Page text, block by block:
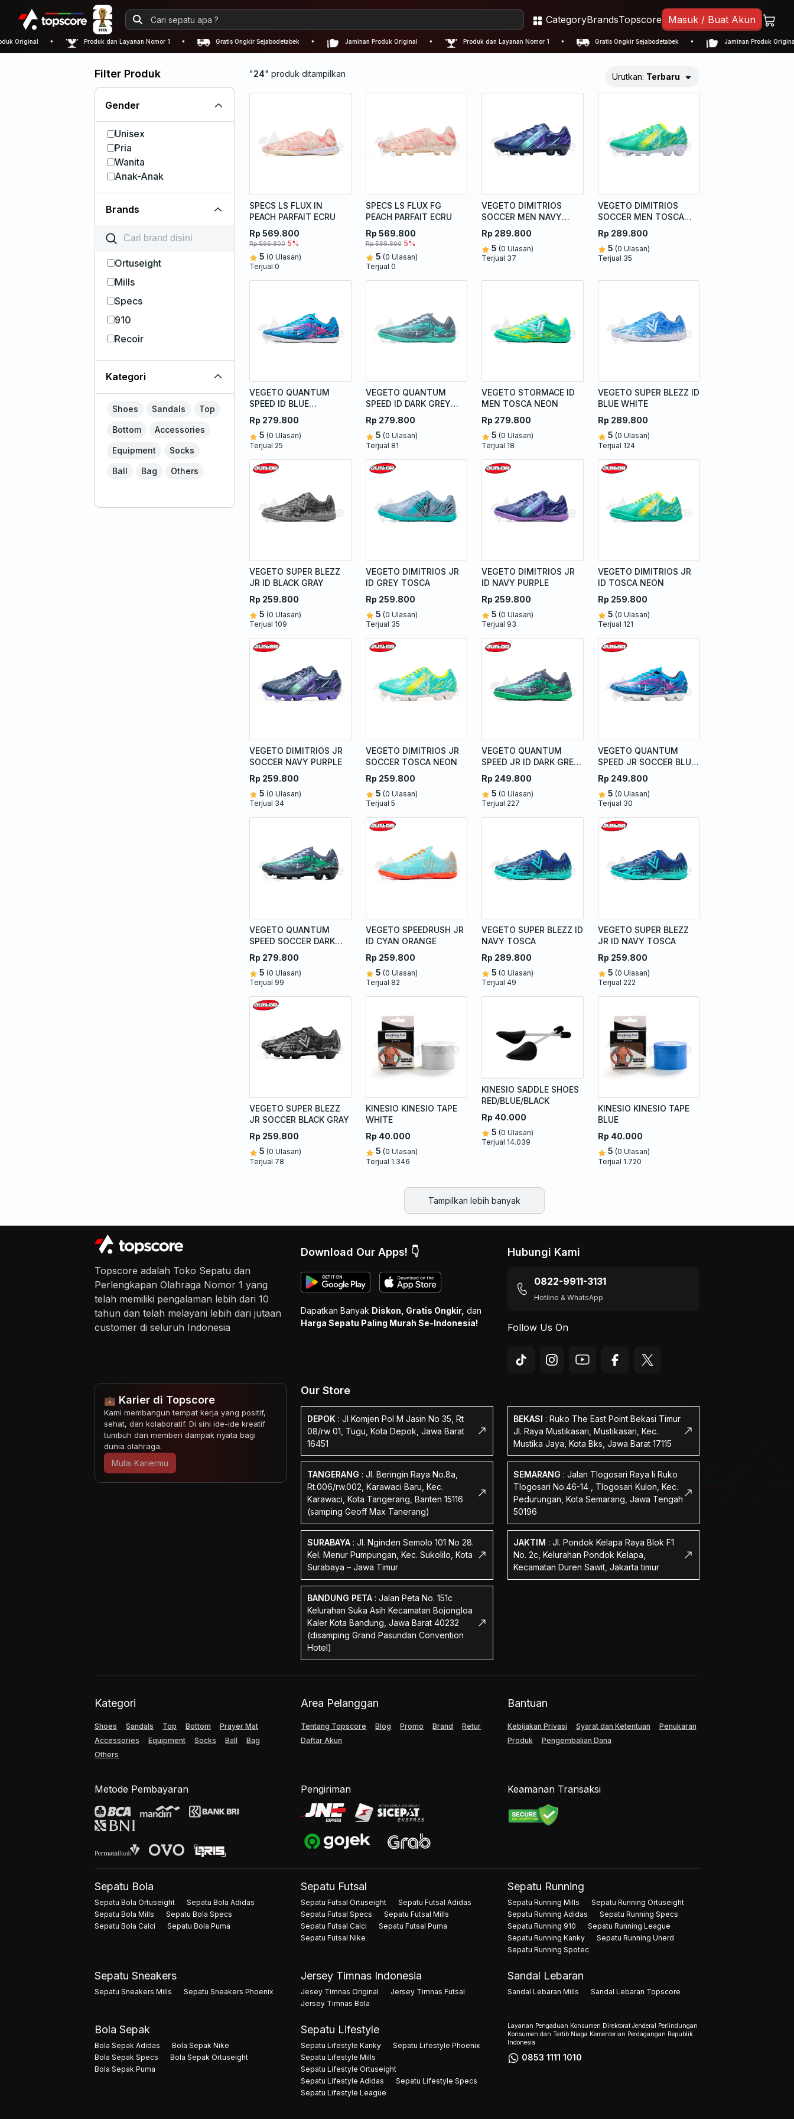
CategoryBrandsTopscore Masuk / Buat Akun
Produk dan Layanan Nomor 1 Gratis Ongkir Sejabodetabek Jaminan Produk Original Produk dan Layanan Nomor 1 Gratis Ongkir Sejabodetabek Jaminan Produk Original
Filter Produk
Gender
Unisex
Pria
Wanita
Anak-Anak
Brands
Ortuseight
Mills
Specs
910
Recoir
Kategori
Shoes Sandals Top
Bottom Accessories
Equipment Socks
Ball Bag Others
"24" produk ditampilkan Urutkan: Terbaru
SPECS LS FLUX IN
PEACH PARFAIT ECRU
Rp 569.800
Rp 599.800 5%
5 (0 Ulasan)
Terjual 0
SPECS LS FLUX FG
PEACH PARFAIT ECRU
Rp 569.800
Rp 599.800 5%
5 (0 Ulasan)
Terjual 0
VEGETO DIMITRIOS
SOCCER MEN NAVY
PURPLE
Rp 289.800
5 (0 Ulasan)
Terjual 37
VEGETO DIMITRIOS
SOCCER MEN TOSCA
NEON
Rp 289.800
5 (0 Ulasan)
Terjual 35
VEGETO QUANTUM
SPEED ID BLUE
MAGENTA
Rp 279.800
5 (0 Ulasan)
Terjual 25
VEGETO QUANTUM
SPEED ID DARK GREY
TOSCA
Rp 279.800
5 (0 Ulasan)
Terjual 81
VEGETO STORMACE ID
MEN TOSCA NEON
Rp 279.800
5 (0 Ulasan)
Terjual 18
VEGETO SUPER BLEZZ ID
BLUE WHITE
Rp 289.800
5 (0 Ulasan)
Terjual 124
VEGETO SUPER BLEZZ
JR ID BLACK GRAY
Rp 259.800
5 (0 Ulasan)
Terjual 109
VEGETO DIMITRIOS JR
ID GREY TOSCA
Rp 259.800
5 (0 Ulasan)
Terjual 35
VEGETO DIMITRIOS JR
ID NAVY PURPLE
Rp 259.800
5 (0 Ulasan)
Terjual 93
VEGETO DIMITRIOS JR
ID TOSCA NEON
Rp 259.800
5 (0 Ulasan)
Terjual 121
VEGETO DIMITRIOS JR
SOCCER NAVY PURPLE
Rp 259.800
5 (0 Ulasan)
Terjual 34
VEGETO DIMITRIOS JR
SOCCER TOSCA NEON
Rp 259.800
5 (0 Ulasan)
Terjual 5
VEGETO QUANTUM
SPEED JR ID DARK GREY
TOSCA
Rp 249.800
5 (0 Ulasan)
Terjual 227
VEGETO QUANTUM
SPEED JR SOCCER BLUE
MAGENTA
Rp 249.800
5 (0 Ulasan)
Terjual 30
VEGETO QUANTUM
SPEED SOCCER DARK
GREY TOSCA
Rp 279.800
5 (0 Ulasan)
Terjual 99
VEGETO SPEEDRUSH JR
ID CYAN ORANGE
Rp 259.800
5 (0 Ulasan)
Terjual 82
VEGETO SUPER BLEZZ ID
NAVY TOSCA
Rp 289.800
5 (0 Ulasan)
Terjual 49
VEGETO SUPER BLEZZ
JR ID NAVY TOSCA
Rp 259.800
5 (0 Ulasan)
Terjual 222
VEGETO SUPER BLEZZ
JR SOCCER BLACK GRAY
Rp 259.800
5 (0 Ulasan)
Terjual 78
KINESIO KINESIO TAPE
WHITE
Rp 40.000
5 (0 Ulasan)
Terjual 1.346
KINESIO SADDLE SHOES
RED/BLUE/BLACK
Rp 40.000
5 (0 Ulasan)
Terjual 14.039
KINESIO KINESIO TAPE
BLUE
Rp 40.000
5 (0 Ulasan)
Terjual 1.720
Tampilkan lebih banyak
Topscore adalah Toko Sepatu dan
Perlengkapan Olahraga Nomor 1 yang
telah memiliki pengalaman lebih dari 10
tahun dan telah melayani lebih dari jutaan
customer di seluruh Indonesia
Download Our Apps! 👇
Dapatkan Banyak Diskon, Gratis Ongkir, dan
Harga Sepatu Paling Murah Se-Indonesia!
Hubungi Kami
0822-9911-3131
Hotline & WhatsApp
Follow Us On
Karier di Topscore
Kami membangun tempat kerja yang positif,
sehat, dan kolaboratif. Di sini ide-ide kreatif
tumbuh dan memberi dampak nyata bagi
dunia olahraga.
Mulai Kariermu
Our Store
DEPOK : Jl Komjen Pol M Jasin No 35, Rt
08/rw 01, Tugu, Kota Depok, Jawa Barat
16451
BEKASI :Ruko The East Point Bekasi Timur
Jl. Raya Mustikasari, Mustikasari, Kec.
Mustika Jaya, Kota Bks, Jawa Barat 17115
TANGERANG : Jl. Beringin Raya No.8a,
Rt.006/rw.002, Karawaci Baru, Kec.
Karawaci, Kota Tangerang, Banten 15116
(samping Geoff Max Tanerang)
SEMARANG :Jalan Tlogosari Raya Ii Ruko
Tlogosari No.46-14 , Tlogosari Kulon, Kec.
Pedurungan, Kota Semarang, Jawa Tengah
50196
SURABAYA: Jl. Nginden Semolo 101 No 28.
Kel. Menur Pumpungan, Kec. Sukolilo, Kota
Surabaya – Jawa Timur
JAKTIM :Jl. Pondok Kelapa Raya Blok F1
No. 2c, Kelurahan Pondok Kelapa,
Kecamatan Duren Sawit, Jakarta timur
BANDUNG PETA: Jalan Peta No. 151c
Kelurahan Suka Asih Kecamatan Bojongloa
Kaler Kota Bandung, Jawa Barat 40232
(disamping Grand Pasundan Convention
Hotel)
Kategori
Shoes Sandals Top Bottom
Prayer Mat
Accessories
Equipment Socks Ball
Bag
Others
Area Pelanggan
Tentang Topscore Blog Promo Brand
Retur
Daftar Akun
Bantuan
Kebijakan Privasi Syarat dan Ketentuan
Penukaran
Produk
Pengembalian Dana
Metode Pembayaran Pengiriman Keamanan Transaksi
Sepatu Bola
Sepatu Bola Ortuseight
Sepatu Bola Adidas
Sepatu Bola Mills
Sepatu Bola Specs
Sepatu Bola Calci
Sepatu Bola Puma
Sepatu Futsal
Sepatu Futsal Ortuseight
Sepatu Futsal Adidas
Sepatu Futsal Specs
Sepatu Futsal Mills
Sepatu Futsal Calci
Sepatu Futsal Puma
Sepatu Futsal Nike
Sepatu Running
Sepatu Running Mills
Sepatu Running Ortuseight
Sepatu Running Adidas
Sepatu Running Specs
Sepatu Running 910
Sepatu Running League
Sepatu Running Kanky
Sepatu Running Unerd
Sepatu Running Spotec
Sepatu Sneakers
Sepatu Sneakers Mills Sepatu Sneakers Phoenix
Jersey Timnas Indonesia
Jesey Timnas Original
Jersey Timnas Futsal
Jersey Timnas Bola
Sandal Lebaran
Sandal Lebaran Mills Sandal Lebaran Topscore
Bola Sepak
Bola Sepak Adidas
Bola Sepak Nike
Bola Sepak Specs
Bola Sepak Ortuseight
Bola Sepak Puma
Sepatu Lifestyle
Sepatu Lifestyle Kanky
Sepatu Lifestyle Phoenix
Sepatu Lifestyle Mills
Sepatu Lifestyle Ortuseight
Sepatu Lifestyle Adidas
Sepatu Lifestyle Specs
Sepatu Lifestyle League
Layanan Pengaduan Konsumen Direktorat Jenderal Perlindungan
Konsumen dan Tertib Niaga Kementerian Perdagangan Republik
Indonesia
0853 1111 1010